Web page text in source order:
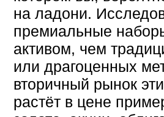
на ладони.
премиальные
активом, чем
или драгоценных
вторичный рынок
растёт в цене